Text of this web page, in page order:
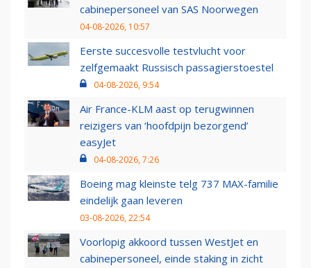
cabinepersoneel van SAS Noorwegen
04-08-2026, 10:57
Eerste succesvolle testvlucht voor
zelfgemaakt Russisch passagierstoestel
04-08-2026, 9:54
Air France-KLM aast op terugwinnen
reizigers van ‘hoofdpijn bezorgend’
easyJet
04-08-2026, 7:26
Boeing mag kleinste telg 737 MAX-familie
eindelijk gaan leveren
03-08-2026, 22:54
Voorlopig akkoord tussen WestJet en
cabinepersoneel, einde staking in zicht